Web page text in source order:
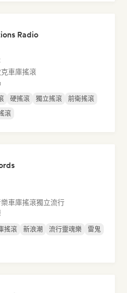
Radio
車庫搖滾
硬搖滾 獨立搖滾
前衛搖滾
滾
車庫搖滾獨立流行
搖滾 新浪潮 流行靈魂樂
雷鬼